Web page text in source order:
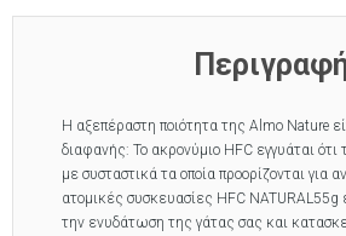
Η αξεπέραστη ποιότητα της Almo Nature
διαφανής: Το ακρονύμιο HFC εγγυάται ότι
με συσταστικά τα οποία προορίζονται για
ατομικές συσκευασίες HFC NATURAL55g
την ενυδάτωση της γάτας σας και